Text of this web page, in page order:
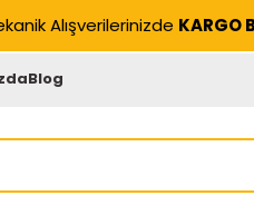
Alışverilerinizde KARGO
Blog